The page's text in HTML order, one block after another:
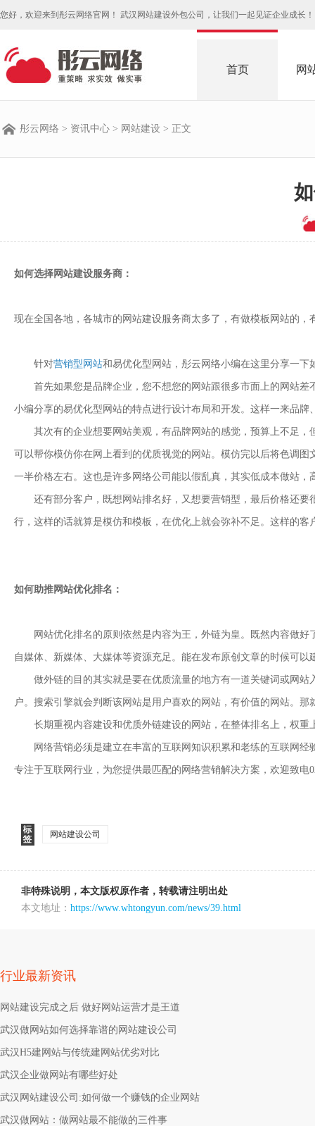
您好，欢迎来到彤云网络官网！ 武汉网站建设外包公司，让我们一起见证企业成长！
首页 网
彤云网络 > 资讯中心 > 网站建设 > 正文
如何选择网站建设服务商：
现在全国各地，各城市的网站建设服务商太多了，有做模板网站的
针对营销型网站和易优化型网站，彤云网络小编在这里分享一下
首先如果您是品牌企业，您不想您的网站跟很多市面上的网站差
小编分享的易优化型网站的特点进行设计布局和开发。这样一来品牌
其次有的企业想要网站美观，有品牌网站的感觉，预算上不足，
可以帮你模仿你在网上看到的优质视觉的网站。模仿完以后将色调
一半价格左右。这也是许多网络公司能以假乱真，其实低成本做站，
还有部分客户，既想网站排名好，又想要营销型，最后价格还要
行，这样的话就算是模仿和模板，在优化上就会弥补不足。这样的客
如何助推网站优化排名：
网站优化排名的原则依然是内容为王，外链为皇。既然内容做好
自媒体、新媒体、大媒体等资源充足。能在发布原创文章的时候可以
做外链的目的其实就是要在优质流量的地方有一道关键词或网站
户。搜索引擎就会判断该网站是用户喜欢的网站，有价值的网站。那
长期重视内容建设和优质外链建设的网站，在整体排名上，权重
网络营销必须是建立在丰富的互联网知识积累和老练的互联网经
专注于互联网行业，为您提供最匹配的网络营销解决方案，欢迎致电
网站建设公司
非特殊说明，本文版权原作者，转载请注明出处
本文地址： https://www.whtongyun.com/news/39.html
行业最新资讯
网站建设完成之后 做好网站运营才是王道
武汉做网站如何选择靠谱的网站建设公司
武汉H5建网站与传统建网站优劣对比
武汉企业做网站有哪些好处
武汉网站建设公司:如何做一个赚钱的企业网站
武汉做网站：做网站最不能做的三件事